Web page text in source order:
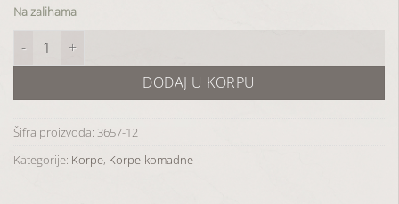
Na zalihama
Korpa količina
DODAJ U KORPU
Šifra proizvoda: 3657-12
Kategorije: Korpe, Korpe-komadne